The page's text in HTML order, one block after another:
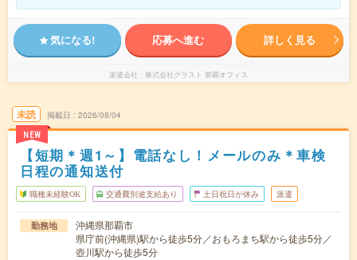
気になる! 応募へ進む 詳しく見る
派遣会社 株式会社グラスト 那覇オフィス
未読
NEW
掲載日 2026/08/04
【短期＊週1～】電話なし！メールのみ＊車検
日程の通知送付
職種未経験OK 交通費別途支給あり 土日祝日が休み 派遣
勤務地
沖縄県那覇市
県庁前(沖縄県)駅から徒歩5分／おもろまち駅から徒歩5分／
壺川駅から徒歩5分